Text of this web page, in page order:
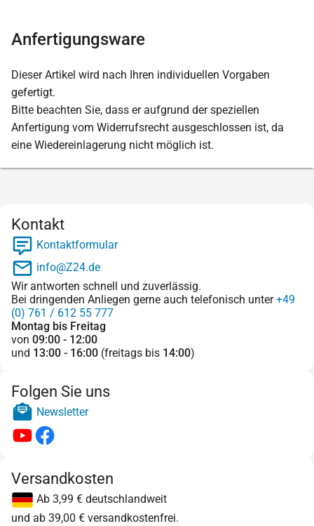
Anfertigungsware
Dieser Artikel wird nach Ihren individuellen Vorgaben
gefertigt.
Bitte beachten Sie, dass er aufgrund der speziellen
Anfertigung vom Widerrufsrecht ausgeschlossen ist, da
eine Wiedereinlagerung nicht möglich ist.
Kontakt
Kontaktformular
info@Z24.de
Wir antworten schnell und zuverlässig.
Bei dringenden Anliegen gerne auch telefonisch unter+49
(0) 761 / 612 55 777
Montag bis Freitag
von 09:00 - 12:00
und 13:00 - 16:00 (freitags bis 14:00)
Folgen Sie uns
Newsletter
Versandkosten
Ab 3,99 € deutschlandweit
und ab 39,00 € versandkostenfrei.